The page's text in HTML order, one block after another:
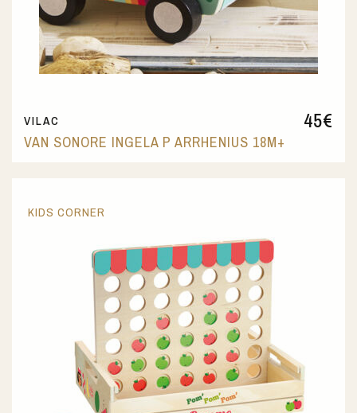
45€
VILAC
VAN SONORE INGELA P ARRHENIUS 18M+
KIDS CORNER